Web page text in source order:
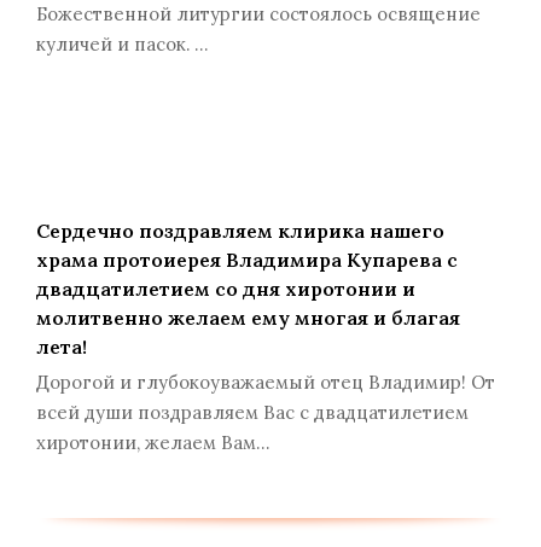
Божественной литургии состоялось освящение
куличей и пасок. …
Сердечно поздравляем клирика нашего
храма протоиерея Владимира Купарева с
двадцатилетием со дня хиротонии и
молитвенно желаем ему многая и благая
лета!
Дорогой и глубокоуважаемый отец Владимир! От
всей души поздравляем Вас с двадцатилетием
хиротонии, желаем Вам…